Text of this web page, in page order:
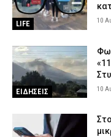
LIFE 10
ΕΙΔΗΣΕΙΣ 10